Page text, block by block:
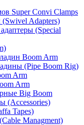
Super Convi Clamps
Adapters)
(Special
Boom Arm
(Pipe Boom Rig)
Arm
Arm
Big Boom
(Accessories)
Tapes)
Managment)